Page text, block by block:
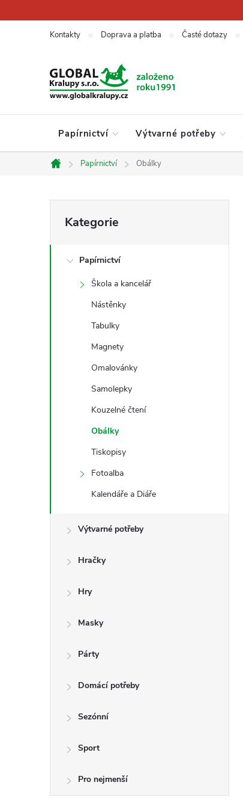
na
Kontakty Doprava a platba Časté dotazy
Papírnictví Výtvarné potřeby
Domů
Papírnictví Obálky
o
a
kategorie
Kategorie
Papírnictví
Škola a kancelář
Nástěnky
Tabulky
Magnety
Omalovánky
Samolepky
Kouzelné čtení
Obálky
Tiskopisy
Fotoalba
Kalendáře a Diáře
Výtvarné potřeby
Hračky
Hry
Masky
Párty
Domácí potřeby
Sezónní
Sport
Pro nejmenší